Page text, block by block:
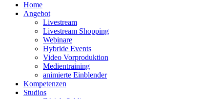
Home
Angebot
Livestream
Livestream Shopping
Webinare
Hybride Events
Video Vorproduktion
Medientraining
animierte Einblender
Kompetenzen
Studios